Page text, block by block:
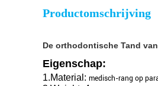
Productomschrijving
De orthodontische Tand
Eigenschap:
1.Material: medisch-rang op